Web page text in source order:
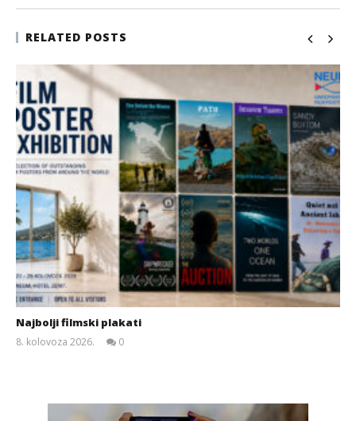
RELATED POSTS
Najbolji filmski plakati
8. kolovoza 2026.
0